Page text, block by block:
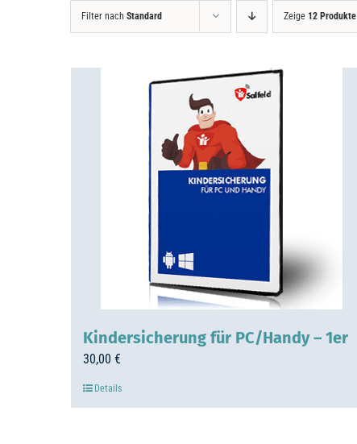
Filter nach Standard Zeige 12 Produkte
Kindersicherung für PC/Handy – 1er
30,00 €
Details